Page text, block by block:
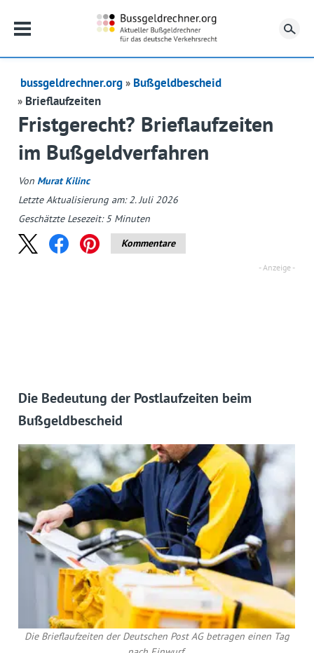
bussgeldrechner.org
Bußgeldbescheid
Brieflaufzeiten
Fristgerecht? Brieflaufzeiten
im Bußgeldverfahren
Von Murat Kilinc
Letzte Aktualisierung am: 2. Juli 2026
Geschätzte Lesezeit:5 Minuten
Kommentare
Die Bedeutung der Postlaufzeiten beim
Bußgeldbescheid
Die Brieflaufzeiten der Deutschen Post AG betragen einen Tag